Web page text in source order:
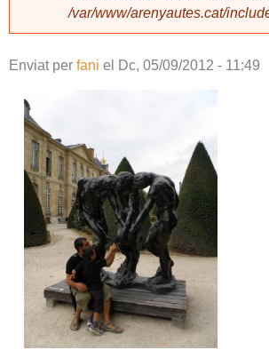
/var/www/arenyautes.cat/
Enviat per fani el Dc, 05/09/2012 - 11:49